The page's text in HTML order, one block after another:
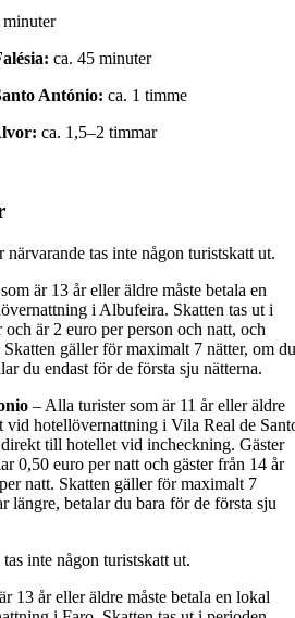
minuter
ca. 45 minuter
António: ca. 1 timme
ca. 1,5–2 timmar
närvarande tas inte någon turistskatt ut.
är 13 år eller äldre måste betala en
i Albufeira. Skatten tas ut i
är 2 euro per person och natt, och
gäller för maximalt 7 nätter, om du
du endast för de första sju nätterna.
– Alla turister som är 11 år eller äldre
vid hotellövernattning i Vila Real de
till hotellet vid incheckning. Gäster
0,50 euro per natt och gäster från 14 år
natt. Skatten gäller för maximalt 7
längre, betalar du bara för de första sju
inte någon turistskatt ut.
13 år eller äldre måste betala en lokal